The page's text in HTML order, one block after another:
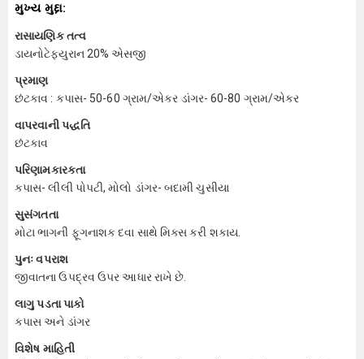
મુખ્ય મુદ્દા:
રાસાયણિક તત્વ
ડાયનોટેફ્યુરાન 20% એસજી
પ્રમાણ
છંટકાવ : કપાસ- 50-60 ગ્રામ/એકર ડાંગર- 60-80 ગ્રામ/એકર
વાપરવાની પદ્ધતિ
છંટકાવ
પરિણામકારકતા
કપાસ- લીલી પોપટી, મોલો ડાંગર- બદામી ચુસીયા
સુસંગતતા
મોટા ભાગની ફૂગનાશક દવા સાથે મિક્સ કરી શકાય.
પુનઃ વપરાશ
જીવાતના ઉપદ્રવ ઉપર આધાર રાખે છે.
લાગુ પડતા પાકો
કપાસ અને ડાંગર
વિશેષ માહિતી